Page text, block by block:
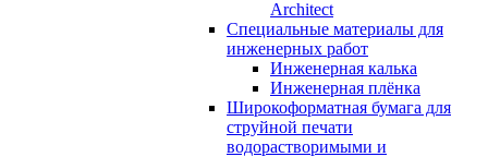
Architect
Специальные материалы для
инженерных работ
Инженерная калька
Инженерная плёнка
Широкоформатная бумага для
струйной печати
водорастворимыми и